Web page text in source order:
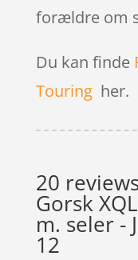
forældre om
Du kan finde
Touringher.
20
Gorsk
m. seler -
12